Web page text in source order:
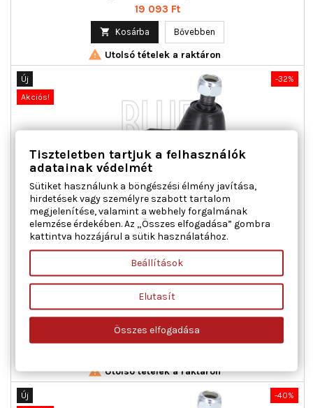
Ár
19 093 Ft
 Kosárba Bővebben
 Utolsó tételek a raktáron
-32%
Új
Akciós!
BLUE PRINT ADG08643 TÁMASZTÓ-/VEZETŐCSUKLÓ ALUL
ELSŐ TENGELY BAL ELSŐ TENGELY JOBB ELSŐ TENGELY
KÉTOLDALI HYUNDAI
Beépítési oldal : alul, Beépítési oldal : Első tengely bal,
Beépítési oldal : Első tengely jobb, Beépítési oldal : Első
tengely kétoldali, Kiegészítő cikk/kiegészítő info 2 : Koronás
anyával, Kormány típus : keresztlengőkar, Külső menet [mm]
: M16 x 1,5, Tömeg [kg] : 1,430
Ár
12 974 Ft
Normál
ár
19 079 Ft
Utolsó tételek a raktáron
-40%
Új
Tiszteletben tartjuk a felhasználók
adatainak védelmét
Sütiket használunk a böngészési élmény javítása,
hirdetések vagy személyre szabott tartalom
megjelenítése, valamint a webhely forgalmának
elemzése érdekében. Az „Összes elfogadása” gombra
kattintva hozzájárul a sütik használatához.
Beállítások
Elutasít
Összes elfogadása